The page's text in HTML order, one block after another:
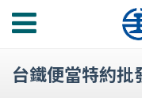
功
選
台鐵便當特約批